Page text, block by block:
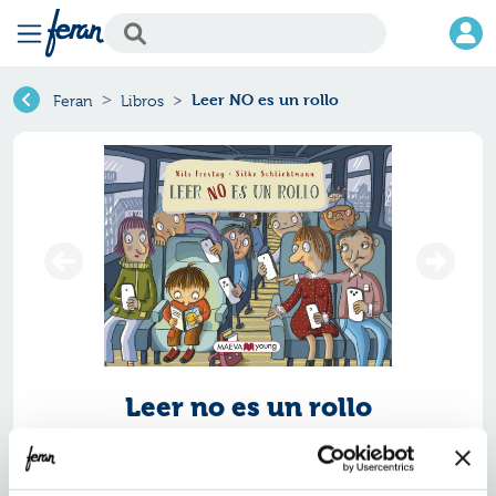
Feran Libros Leer NO es un rollo
Leer no es un rollo
Ref.